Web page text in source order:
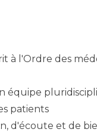
à l'Ordre des
équipe
patients
d'écoute et de